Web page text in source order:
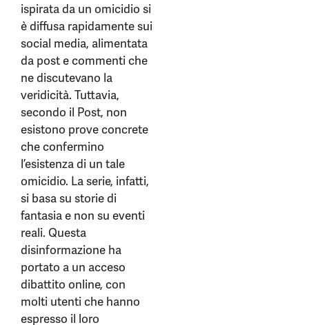
ispirata da un omicidio si
è diffusa rapidamente sui
social media, alimentata
da post e commenti che
ne discutevano la
veridicità. Tuttavia,
secondo il Post, non
esistono prove concrete
che confermino
l’esistenza di un tale
omicidio. La serie, infatti,
si basa su storie di
fantasia e non su eventi
reali. Questa
disinformazione ha
portato a un acceso
dibattito online, con
molti utenti che hanno
espresso il loro